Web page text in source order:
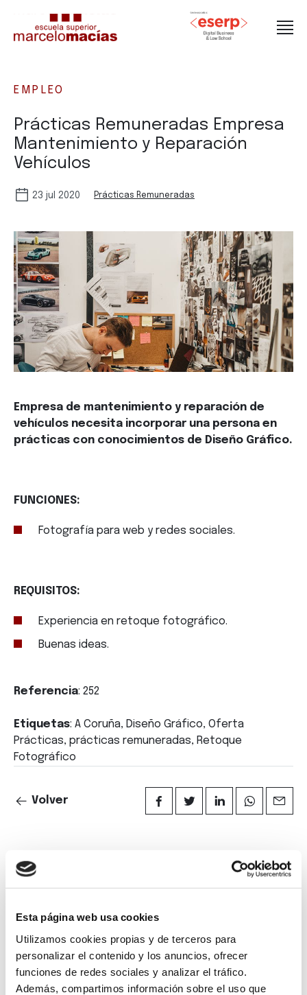
Esta página web usa cookies
Utilizamos cookies propias y de terceros para
personalizar el contenido y los anuncios, ofrecer
funciones de redes sociales y analizar el tráfico.
Además, compartimos información sobre el uso que
EMPLEO
Prácticas Remuneradas Empresa
Mantenimiento y Reparación
Vehículos
23 jul 2020 Prácticas Remuneradas
Empresa de mantenimiento y reparación de
vehículos necesita incorporar una persona en
prácticas con conocimientos de Diseño Gráfico.
FUNCIONES:
Fotografía para web y redes sociales.
REQUISITOS:
Experiencia en retoque fotográfico.
Buenas ideas.
Referencia: 252
Etiquetas: A Coruña, Diseño Gráfico, Oferta
Prácticas, prácticas remuneradas, Retoque
Fotográfico
Volver
nuestra
newsletter